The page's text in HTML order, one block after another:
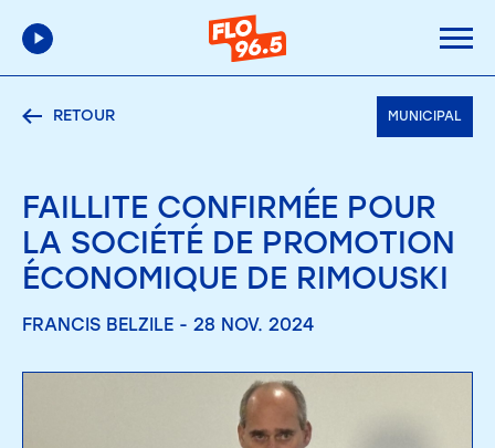
RETOUR MUNICIPAL
FAILLITE CONFIRMÉE POUR
LA SOCIÉTÉ DE PROMOTION
ÉCONOMIQUE DE RIMOUSKI
FRANCIS BELZILE - 28 NOV. 2024